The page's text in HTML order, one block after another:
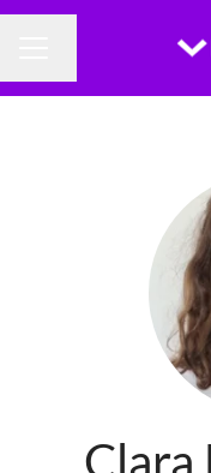
Changer la langue
Clara